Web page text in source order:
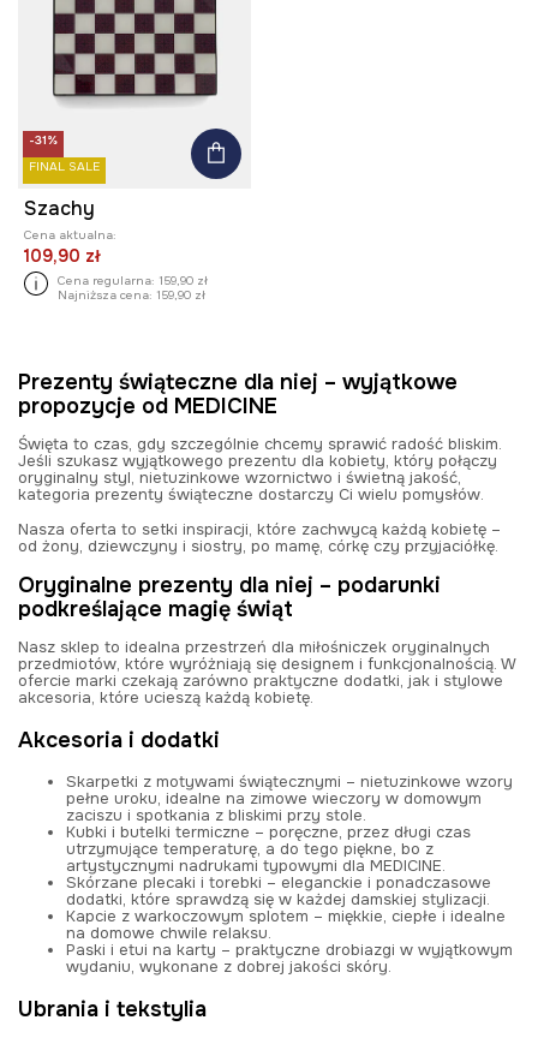
-31%
FINAL SALE
Szachy
Cena aktualna:
109,90 zł
Cena regularna: 159,90 zł
Najniższa cena: 159,90 zł
Prezenty świąteczne dla niej – wyjątkowe
propozycje od MEDICINE
Święta to czas, gdy szczególnie chcemy sprawić radość bliskim.
Jeśli szukasz wyjątkowego prezentu dla kobiety, który połączy
oryginalny styl, nietuzinkowe wzornictwo i świetną jakość,
kategoria prezenty świąteczne dostarczy Ci wielu pomysłów.
Nasza oferta to setki inspiracji, które zachwycą każdą kobietę –
od żony, dziewczyny i siostry, po mamę, córkę czy przyjaciółkę.
Oryginalne prezenty dla niej – podarunki
podkreślające magię świąt
Nasz sklep to idealna przestrzeń dla miłośniczek oryginalnych
przedmiotów, które wyróżniają się designem i funkcjonalnością. W
ofercie marki czekają zarówno praktyczne dodatki, jak i stylowe
akcesoria, które ucieszą każdą kobietę.
Akcesoria i dodatki
Skarpetki z motywami świątecznymi – nietuzinkowe wzory
pełne uroku, idealne na zimowe wieczory w domowym
zaciszu i spotkania z bliskimi przy stole.
Kubki i butelki termiczne – poręczne, przez długi czas
utrzymujące temperaturę, a do tego piękne, bo z
artystycznymi nadrukami typowymi dla MEDICINE.
Skórzane plecaki i torebki – eleganckie i ponadczasowe
dodatki, które sprawdzą się w każdej damskiej stylizacji.
Kapcie z warkoczowym splotem – miękkie, ciepłe i idealne
na domowe chwile relaksu.
Paski i etui na karty – praktyczne drobiazgi w wyjątkowym
wydaniu, wykonane z dobrej jakości skóry.
Ubrania i tekstylia